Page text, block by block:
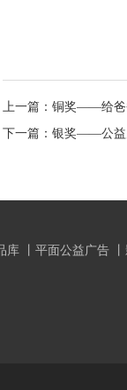
上一篇： 铜奖——给爸
下一篇： 银奖——公益
库 平面公益广告